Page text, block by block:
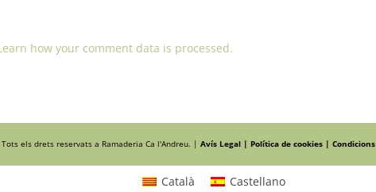
how your comment data is processed.
Tots els drets reservats a Ramaderia Ca l'Andreu. |Avís Legal | Política de cookies |Condicions
Català Castellano